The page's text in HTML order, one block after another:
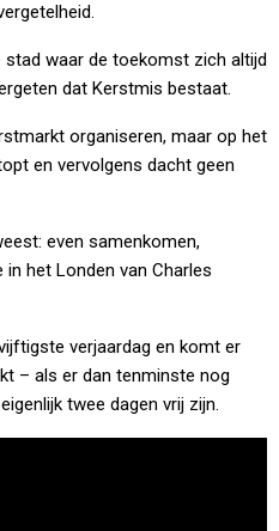
stad waar de toekomst zich altijd
dat Kerstmis bestaat.
organiseren, maar op het
en vervolgens dacht geen
even samenkomen,
het Londen van Charles
verjaardag en komt er
– als er dan tenminste nog
twee dagen vrij zijn.